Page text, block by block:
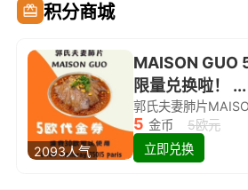
积分商城
2093人气
MAISON GUO
限量兑换啦！ ...
5 金币
5欧元
立即兑换